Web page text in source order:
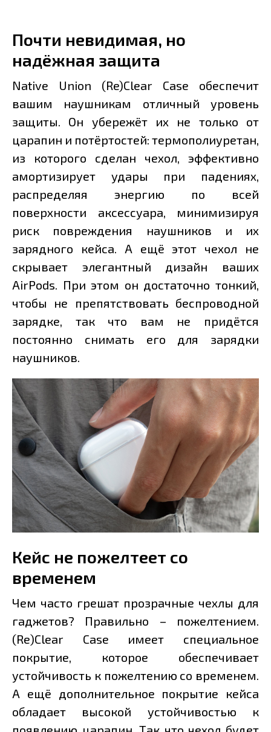
Почти невидимая, но
надёжная защита
Native Union (Re)Clear Case обеспечит
вашим наушникам отличный уровень
защиты. Он убережёт их не только от
царапин и потёртостей: термополиуретан,
из которого сделан чехол, эффективно
амортизирует удары при падениях,
распределяя энергию по всей
поверхности аксессуара, минимизируя
риск повреждения наушников и их
зарядного кейса. А ещё этот чехол не
скрывает элегантный дизайн ваших
AirPods. При этом он достаточно тонкий,
чтобы не препятствовать беспроводной
зарядке, так что вам не придётся
постоянно снимать его для зарядки
наушников.
Кейс не пожелтеет со
временем
Чем часто грешат прозрачные чехлы для
гаджетов? Правильно – пожелтением.
(Re)Clear Case имеет специальное
покрытие, которое обеспечивает
устойчивость к пожелтению со временем.
А ещё дополнительное покрытие кейса
обладает высокой устойчивостью к